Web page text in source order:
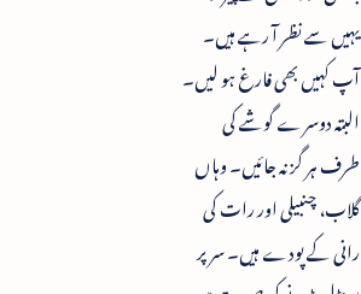
یہیں سے نظر آ رہے ہیں۔
آپ کہیں بھی فارغ ہو لیں۔
البتہ دوسرے گوشے کی
طرف ہر گز نہ جائیں۔ وہاں
گلاب، چنبیلی اور رات کی
رانی کے پودے ہیں۔ سر پر